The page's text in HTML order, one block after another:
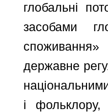
глобальні
засобами
державне
і фольклору,